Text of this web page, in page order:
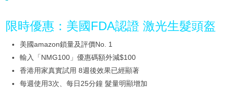
限時優惠：美國FDA認證 激光生髮頭盔
美國amazon鎖量及評價No. 1
輸入「NMG100」優惠碼額外減$100
香港用家真實試用 8週後效果已經顯著
每週使用3次、每日25分鐘 髮量明顯增加